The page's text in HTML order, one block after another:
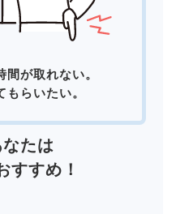
間が取れない。
らいたい。
たは
すすめ！